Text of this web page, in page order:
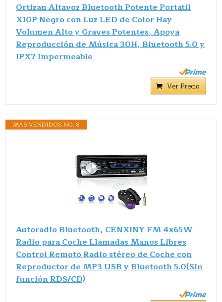
Ortizan Altavoz Bluetooth Potente Portatil
X10P Negro con Luz LED de Color Hay
Volumen Alto y Graves Potentes, Apoya
Reproducción de Música 30H, Bluetooth 5.0 y
IPX7 Impermeable
Ver Precio
MÁS VENDIDOS NO. 8
Autoradio Bluetooth, CENXINY FM 4x65W
Radio para Coche Llamadas Manos Libres
Control Remoto Radio stéreo de Coche con
Reproductor de MP3 USB y Bluetooth 5.0(Sin
función RDS/CD)